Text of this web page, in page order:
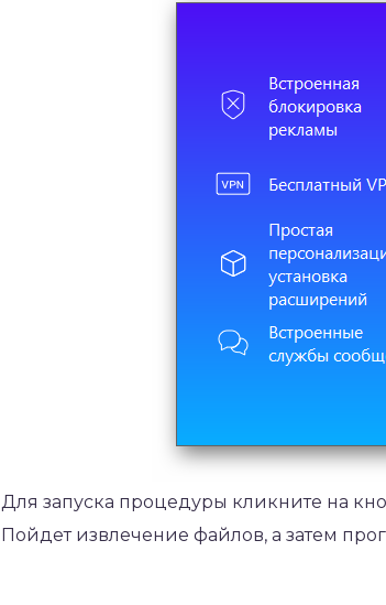
Для запуска процедуры кликните на
Пойдет извлечение файлов, а затем